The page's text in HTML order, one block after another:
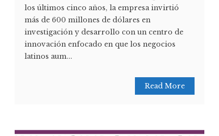
los últimos cinco años, la empresa invirtió
más de 600 millones de dólares en
investigación y desarrollo con un centro de
innovación enfocado en que los negocios
latinos aum...
Read More